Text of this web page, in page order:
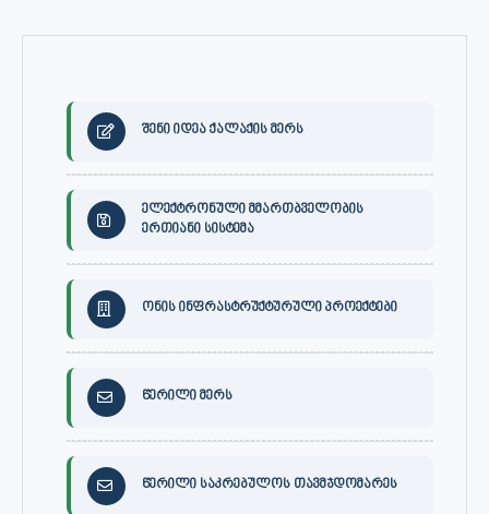
შენი იდეა ქალაქის მერს
ელექტრონული მმართბველობის
ერთიანი სისტემა
ონის ინფრასტრუქტურული პროექტები
წერილი მერს
წერილი საკრებულოს თავმჯდომარეს